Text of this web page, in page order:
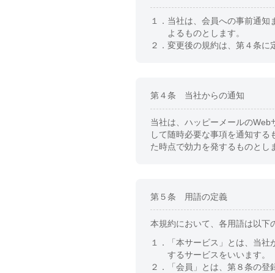
１． 当社は、会員への事前通知
よるものとします。
２． 変更後の規約は、第４条に
第４条 当社からの通知
当社は、ハッピーメールの
して随時必要な事項を通知す
た時点で効力を発するものとし
第５条 用語の定義
本規約において、各用語は以下
１．
「本サービス」とは、当
するサービスをいいます。
２．
「会員」とは、第８条の